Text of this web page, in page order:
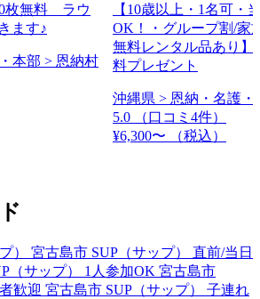
枚無料 ラウ
ます♪
本部 > 恩納村
【10歳以上・1名可・
OK！・グループ割/家
無料レンタル品あり】
料プレゼント
沖縄県 > 恩納・名護・
5.0
（口コミ4件）
¥6,300〜
（税込）
） 宮古島市 SUP（サップ） 直前/当日
（サップ） 1人参加OK 宮古島市
歓迎 宮古島市 SUP（サップ） 子連れ